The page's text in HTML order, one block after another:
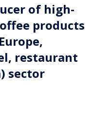
of high-
products
restaurant
sector